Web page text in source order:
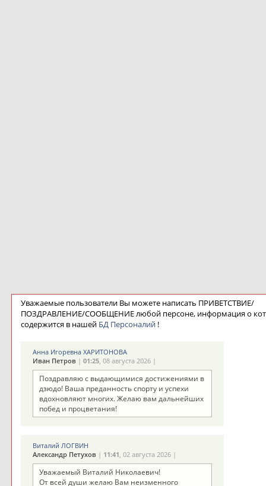
Уважаемые пользователи Вы можете написать ПРИВЕТСТВИЕ/
ПОЗДРАВЛЕНИЕ/СООБЩЕНИЕ любой персоне, информация о
содержится в нашей БД Персоналий!
Анна Игоревна ХАРИТОНОВА
Иван Петров| 01:25, 08 августа 2026 |
Поздравляю с выдающимися достижениями в
дзюдо! Ваша преданность спорту и успехи
вдохновляют многих. Желаю вам дальнейших
побед и процветания!
Виталий ЛОГВИН
Александр Петухов| 11:41, 02 августа 2026 |
Уважаемый Виталий Николаевич!
От всей души желаю Вам неизменного